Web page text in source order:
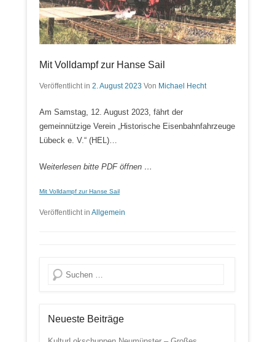
Mit Volldampf zur Hanse Sail
Veröffentlicht in 2. August 2023 Von Michael Hecht
Am Samstag, 12. August 2023, fährt der
gemeinnützige Verein „Historische Eisenbahnfahrzeuge
Lübeck e. V.“ (HEL)…
Weiterlesen bitte PDF öffnen …
Mit Volldampf zur Hanse Sail
Veröffentlicht in Allgemein
Suche
Neueste Beiträge